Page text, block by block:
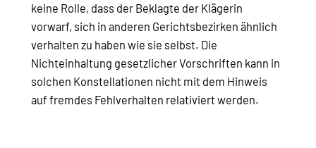
keine Rolle, dass der Beklagte der Klägerin
vorwarf, sich in anderen Gerichtsbezirken ähnlich
verhalten zu haben wie sie selbst. Die
Nichteinhaltung gesetzlicher Vorschriften kann in
solchen Konstellationen nicht mit dem Hinweis
auf fremdes Fehlverhalten relativiert werden.